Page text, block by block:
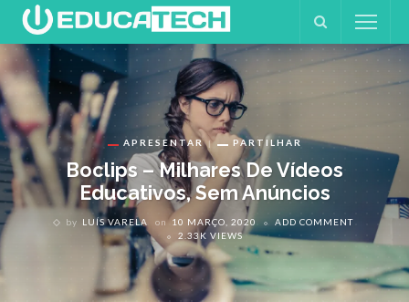
APRESENTAR PARTILHAR
Boclips – Milhares De Vídeos
Educativos, Sem Anúncios
by LUÍS VARELA on 10 MARÇO, 2020
ADD COMMENT
2.33K VIEWS